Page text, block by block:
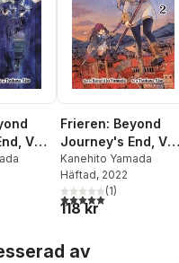
Vol.
Frieren: Beyond
Journey's End,
2
Kanehito Yamada
Häftad, 2022
5,0utav 5 stjärnor.
(1)
118 kr
av